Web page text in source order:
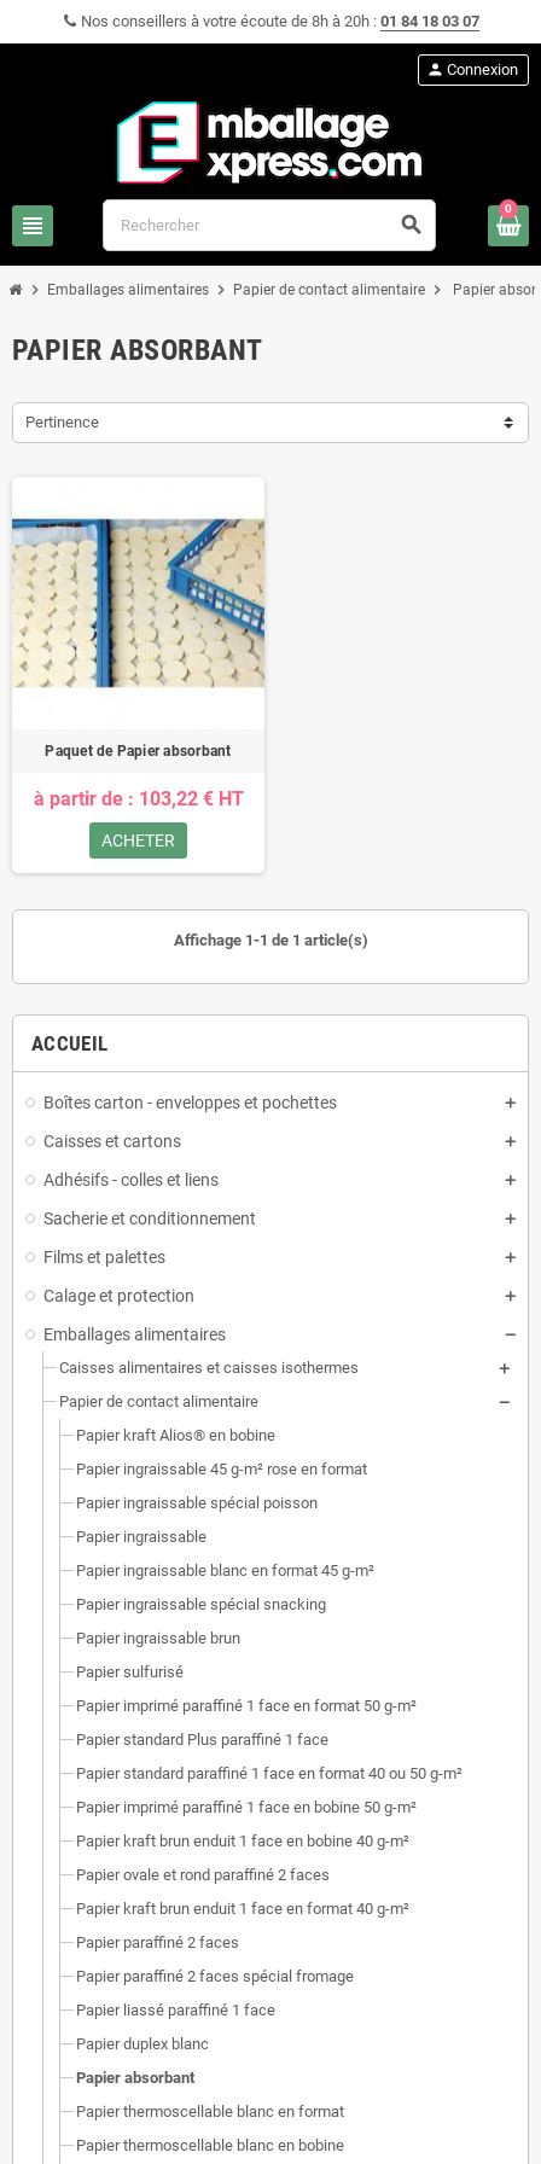
Nos conseillers à votre écoute de 8h à 20h : 01 84 18 03 07
view_headline search
person Connexion
0
chevron_right Emballages alimentaires chevron_right Papier de contact alimentaire chevron_right Papier
ACCUEIL
Boîtes carton - enveloppes et pochettes
Caisses et cartons
Adhésifs - colles et liens
Sacherie et conditionnement
Films et palettes
Calage et protection
Emballages alimentaires
Caisses alimentaires et caisses isothermes
Papier de contact alimentaire
Papier kraft Alios® en bobine
Papier ingraissable 45 g-m² rose en format
Papier ingraissable spécial poisson
Papier ingraissable
Papier ingraissable blanc en format 45 g-m²
Papier ingraissable spécial snacking
Papier ingraissable brun
Papier sulfurisé
Papier imprimé paraffiné 1 face en format 50 g-m²
Papier standard Plus paraffiné 1 face
Papier standard paraffiné 1 face en format 40 ou 50 g-m²
Papier imprimé paraffiné 1 face en bobine 50 g-m²
Papier kraft brun enduit 1 face en bobine 40 g-m²
Papier ovale et rond paraffiné 2 faces
Papier kraft brun enduit 1 face en format 40 g-m²
Papier paraffiné 2 faces
Papier paraffiné 2 faces spécial fromage
Papier liassé paraffiné 1 face
Papier duplex blanc
Papier absorbant
Papier thermoscellable blanc en format
Papier thermoscellable blanc en bobine
PAPIER ABSORBANT
Pertinence
Paquet de Papier absorbant
à partir de : 103,22 € HT
ACHETER
Affichage 1-1 de 1 article(s)